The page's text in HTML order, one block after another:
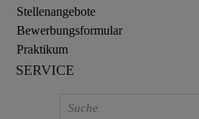
Stellenangebote
Bewerbungsformular
Praktikum
SERVICE